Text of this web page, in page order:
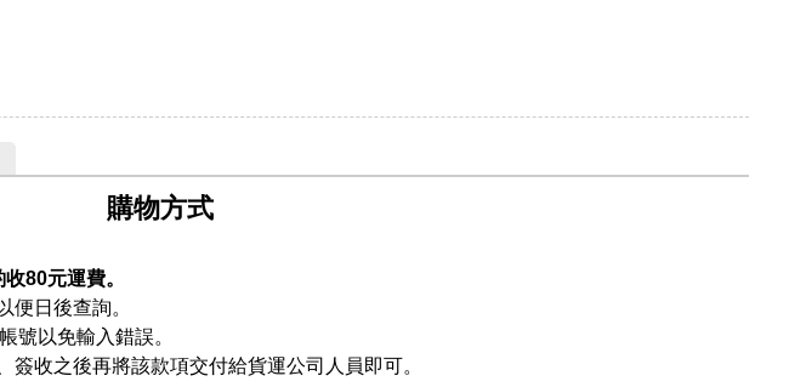
購物方式
80元運費。
便日後查詢。
號以免輸入錯誤。
收之後再將該款項交付給貨運公司人員即可。